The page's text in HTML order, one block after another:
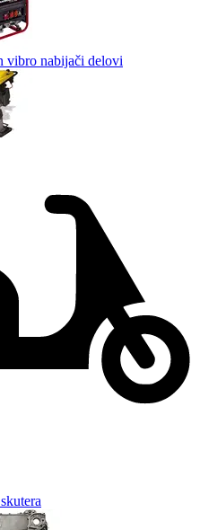
vibro nabijači delovi